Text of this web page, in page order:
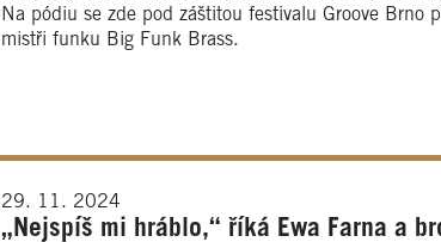
Na pódiu se zde pod záštitou festivalu Groove Brno
mistři funku Big Funk Brass.
29. 11. 2024
„Nejspíš mi hráblo,“ říká Ewa Farna a